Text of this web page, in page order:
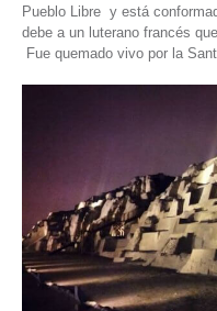
Pueblo Libre y está
debe a un luterano francés
Fue quemado vivo por la